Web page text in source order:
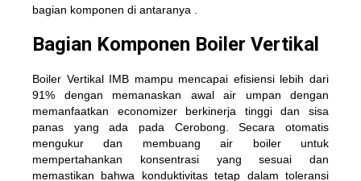
bagian komponen di antaranya .
Bagian Komponen Boiler Vertikal
Boiler Vertikal IMB mampu mencapai efisiensi lebih dari
91% dengan memanaskan awal air umpan dengan
memanfaatkan economizer berkinerja tinggi dan sisa
panas yang ada pada Cerobong. Secara otomatis
mengukur dan membuang air boiler untuk
mempertahankan konsentrasi yang sesuai dan
memastikan bahwa konduktivitas tetap dalam toleransi